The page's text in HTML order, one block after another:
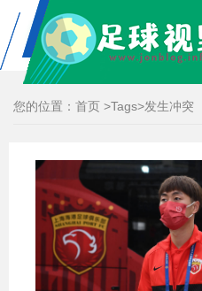
您的位置： 首页 >Tags>发生冲突